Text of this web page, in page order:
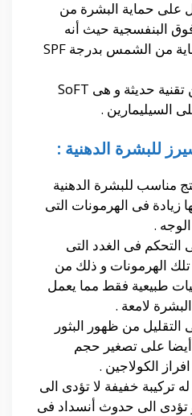
على حماية البشرة من
البنفسجية حيث أنه
يحمل معامل حماية من الشمس بدرجة SPF
كما أنه يتكون من تقنية حديثة و هى SoFT
للبشرة الدهنية :
مناسب للبشرة الدهنية
زيادة فى الهرمونات التى
.
التحكم فى الغدد التى
الهرمونات و ذلك من
طبيعية فقط مما يعمل
لامعة .
من ظهور البثور
على تصغير حجم
الكولاجين .
له تركيبة خفيفة لا تؤدى الى
تؤدى الى حدوث أنسداد فى